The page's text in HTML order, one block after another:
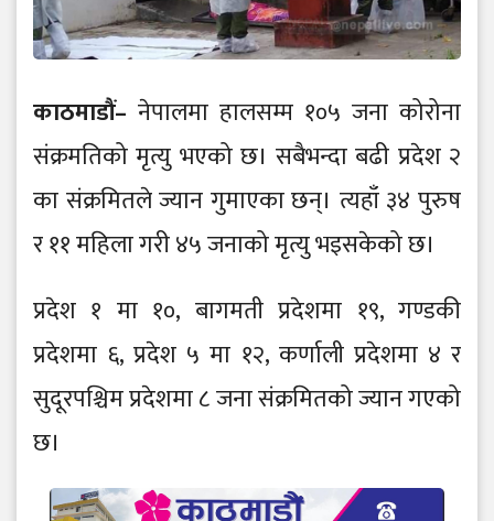
काठमाडौं– नेपालमा हालसम्म १०५ जना कोरोना
संक्रमतिको मृत्यु भएको छ। सबैभन्दा बढी प्रदेश २
का संक्रमितले ज्यान गुमाएका छन्। त्यहाँ ३४ पुरुष
र ११ महिला गरी ४५ जनाको मृत्यु भइसकेको छ।
प्रदेश १ मा १०, बागमती प्रदेशमा १९, गण्डकी
प्रदेशमा ६, प्रदेश ५ मा १२, कर्णाली प्रदेशमा ४ र
सुदूरपश्चिम प्रदेशमा ८ जना संक्रमितको ज्यान गएको
छ।